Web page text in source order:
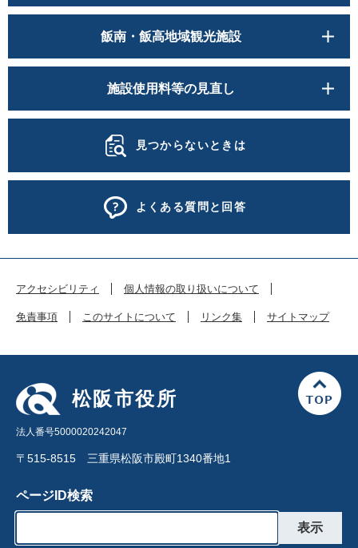
飯南・飯高地域観光施設
施設使用料等の見直し
見つからないときは
よくある質問と回答
アクセシビリティ 個人情報の取り扱いについて
免責事項 このサイトについて リンク集 サイトマップ
松阪市役所
法人番号5000020242047
〒515-8515 三重県松阪市殿町1340番地1
ページID検索